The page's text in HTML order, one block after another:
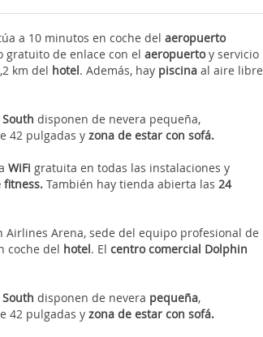
a 10 minutos en coche delaeropuerto
gratuito de enlace con elaeropuertoy servicio
km del hotel. Además, hay piscinaal aire libre
disponen de nevera pequeña,
42 pulgadas yzona de estar con sofá.
WiFi gratuita en todas las instalaciones y
fitness.También hay tienda abierta las24
Airlines Arena, sede del equipo profesional de
coche del hotel. Elcentro comercial Dolphin
disponen de nevera pequeña,
42 pulgadas yzona de estar con sofá.